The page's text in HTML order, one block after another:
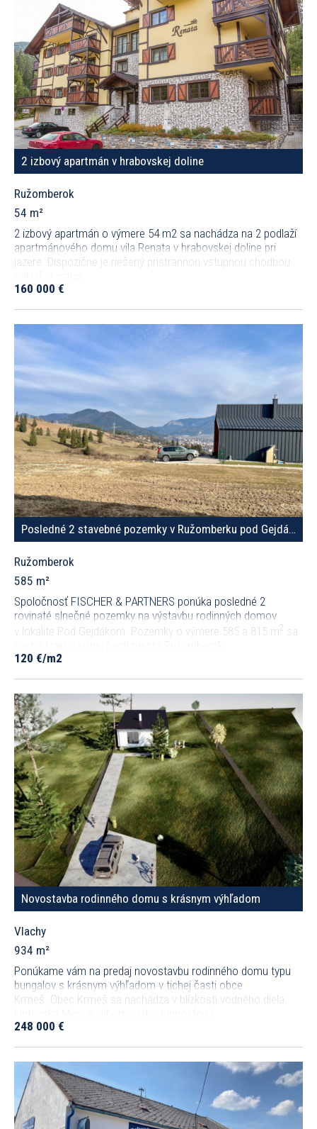
2 izbový apartmán v hrabovskej doline
Ružomberok
54 m²
2 izbový apartmán o výmere 54 m2 sa nachádza na 2 podlaží
apartmánového domu vila Renata v hrabovskej doline pri
jazere. Dispozične je riešený pristrannou vstupnou chodbou
160 000 €
Posledné 2 stavebné pozemky v Ružomberku pod Gejdákom
Ružomberok
585 m²
Spoločnosť FISCHER & PARTNERS ponúka posledné 2
rovinaté slnečné pozemky na výstavbu rodinných domov
v lokalite Pod Gejdákom. Pozemky o výmere 585 a 815 m2 sa
120 €/m2
Novostavba rodinného domu s krásnym výhľadom
Vlachy
934 m²
Ponúkame vám na predaj novostavbu rodinného domu typu
bungalov s krásnym výhľadom v tichej časti obce
Krmeš. Obec Krmeš sa nachádza v blízkosti vodného diela
248 000 €